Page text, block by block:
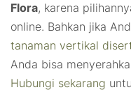
Flora, karena
online. Bahkan jika
tanaman vertikal
Anda bisa
Hubungi sekarang